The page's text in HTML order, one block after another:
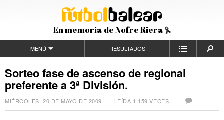
En memoria de Nofre Riera
MENÚ RESULTADOS
Sorteo fase de ascenso de regional
preferente a 3ª División.
MIÉRCOLES, 20 DE MAYO DE 2009 | LEÍDA 1.159 VECES |